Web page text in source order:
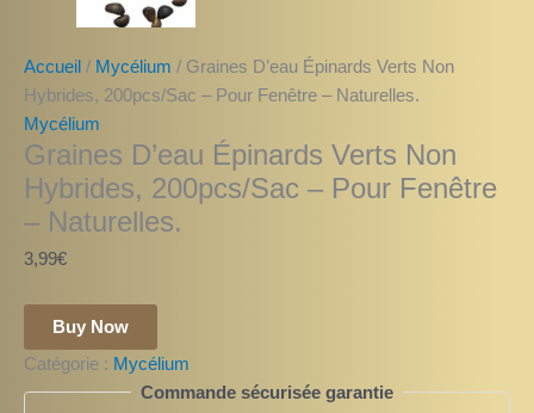
Accueil / Mycélium / Graines D’eau Épinards Verts Non
Hybrides, 200pcs/Sac – Pour Fenêtre – Naturelles.
Mycélium
Graines D’eau Épinards Verts Non
Hybrides, 200pcs/Sac – Pour Fenêtre
– Naturelles.
3,99€
Buy Now
Catégorie : Mycélium
Commande sécurisée garantie